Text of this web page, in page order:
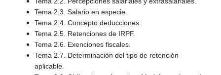
Tema 2.3. Salario en especie.
Tema 2.4. Concepto deducciones.
Tema 2.5. Retenciones de IRPF.
Tema 2.6. Exenciones fiscales.
Tema 2.7. Determinación del tipo de retención
aplicable.